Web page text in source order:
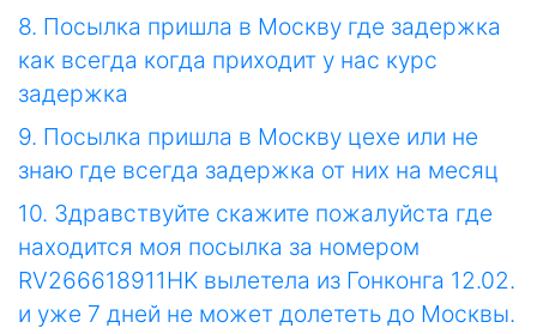
8. Посылка пришла в Москву где задержка
как всегда когда приходит у нас курс
задержка
9. Посылка пришла в Москву цехе или не
знаю где всегда задержка от них на месяц
10. Здравствуйте скажите пожалуйста где
находится моя посылка за номером
RV266618911HK вылетела из Гонконга 12.02.
и уже 7 дней не может долететь до Москвы.